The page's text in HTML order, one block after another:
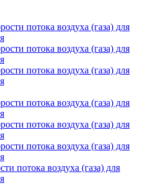
потока воздуха (газа) для